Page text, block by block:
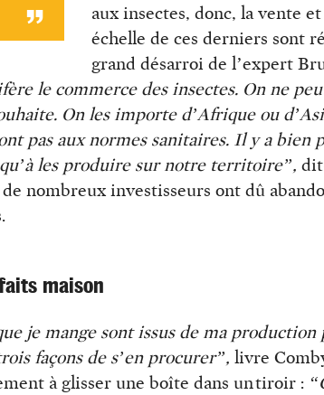
aux insectes, donc, la vente
échelle de ces derniers sont
grand désarroi de l’expert
le commerce des insectes. On ne
On les importe d’Afrique ou
pas aux normes sanitaires. Il y a bien
les produire sur notre territoire”,
nombreux investisseurs ont dû
maison
je mange sont issus de ma
façons de s’en procurer”, livre
à glisser une boîte dans un tiroir :